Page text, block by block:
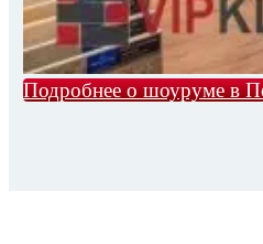
Подробнее о шоуруме в